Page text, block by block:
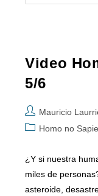
Video
5/6
Mauricio
Homo no
¿Y si nuestra
miles de
asteroide,